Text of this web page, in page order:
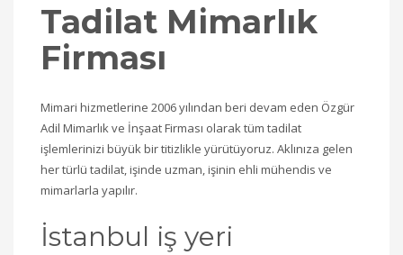
Tadilat Mimarlık
Firması
Mimari hizmetlerine 2006 yılından beri devam eden Özgür
Adil Mimarlık ve İnşaat Firması olarak tüm tadilat
işlemlerinizi büyük bir titizlikle yürütüyoruz. Aklınıza gelen
her türlü tadilat, işinde uzman, işinin ehli mühendis ve
mimarlarla yapılır.
İstanbul iş yeri